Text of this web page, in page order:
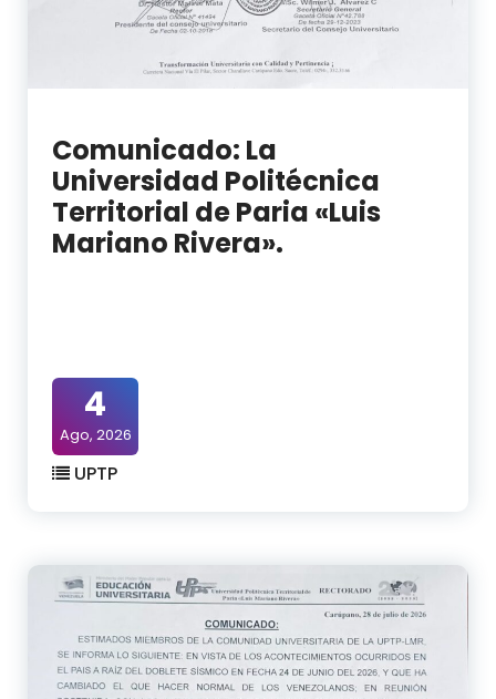
Comunicado: La
Universidad Politécnica
Territorial de Paria «Luis
Mariano Rivera».
4
Ago, 2026
UPTP